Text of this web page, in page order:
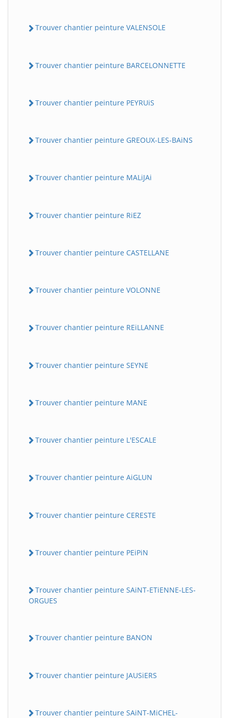
Trouver chantier peinture VALENSOLE
Trouver chantier peinture BARCELONNETTE
Trouver chantier peinture PEYRUiS
Trouver chantier peinture GREOUX-LES-BAiNS
Trouver chantier peinture MALiJAi
Trouver chantier peinture RiEZ
Trouver chantier peinture CASTELLANE
Trouver chantier peinture VOLONNE
Trouver chantier peinture REiLLANNE
Trouver chantier peinture SEYNE
Trouver chantier peinture MANE
Trouver chantier peinture L'ESCALE
Trouver chantier peinture AiGLUN
Trouver chantier peinture CERESTE
Trouver chantier peinture PEiPiN
Trouver chantier peinture SAiNT-ETiENNE-LES-
ORGUES
Trouver chantier peinture BANON
Trouver chantier peinture JAUSiERS
Trouver chantier peinture SAiNT-MiCHEL-